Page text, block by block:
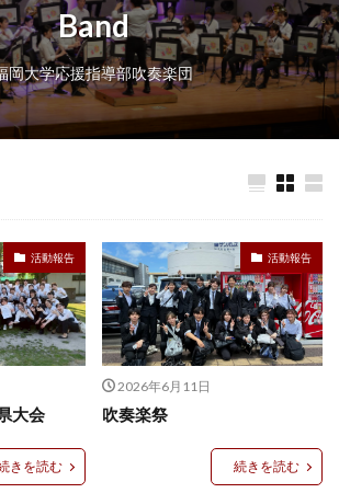
Band
岡大学応援指導部吹奏楽団
活動報告
大会
きを読む
活動報告
2026年6月11日
吹奏楽祭
続きを読む